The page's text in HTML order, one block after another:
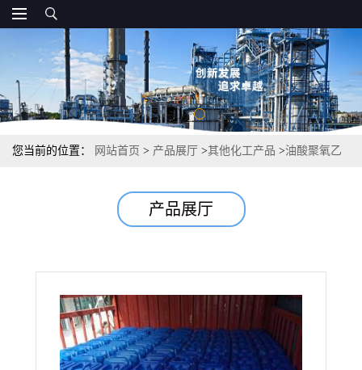
您当前的位置： 网站首页 > 产品展厅 >其他化工产品 >油酸聚氧乙
产品展厅